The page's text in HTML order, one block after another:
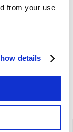
from your use
details